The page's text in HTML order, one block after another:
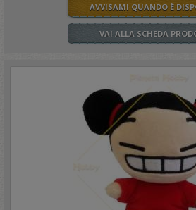
AVVISAMI QUANDO È
VAI ALLA SCHEDA